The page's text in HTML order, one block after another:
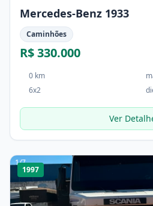
Mercedes-Benz 1933
Caminhões
R$ 330.000
0 km
6x2
Ver
1/7
1997